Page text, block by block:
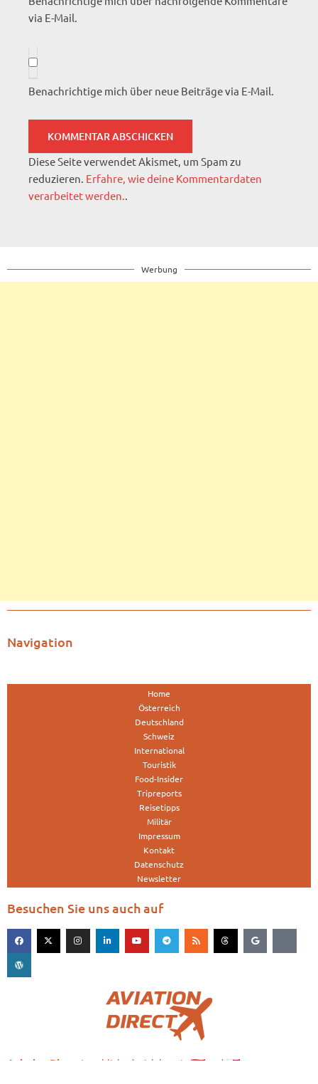
via E-Mail.
Benachrichtige mich über neue Beiträge via E-Mail.
Diese Seite verwendet Akismet, um Spam zu
reduzieren. Erfahre, wie deine Kommentardaten
verarbeitet werden..
Werbung
Navigation
Home
Österreich
Deutschland
Schweiz
International
Touristik
Food-Insider
Tripreports
Reisetipps
Militär
Impressum
Kontakt
Datenschutz
Newsletter
Besuchen Sie uns auch auf
Aviation.Direct is published with love in and